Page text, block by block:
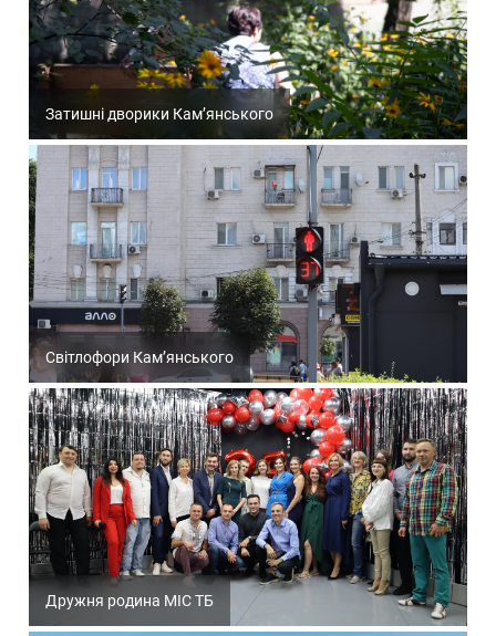
Затишні дворики Кам’янського
Світлофори Кам’янського
Дружня родина МІС ТБ